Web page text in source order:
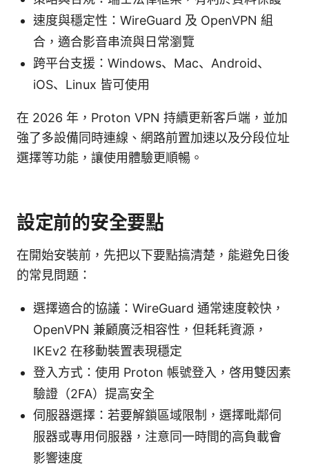
速度與穩定性：WireGuard 及 OpenVPN 組
合，適合影音串流與日常瀏覽
跨平台支援：Windows、Mac、Android、
iOS、Linux 皆可使用
在 2026 年，Proton VPN 持續更新客戶端，並加
強了多設備同時連線、網路前置加速以及分段位址
選擇等功能，讓使用體驗更順暢。
設定前的安全要點
在開始安裝前，先把以下要點搞清楚，能避免日後
的常見問題：
選擇適合的協議：WireGuard 通常速度較快，
OpenVPN 兼顧廣泛相容性，但耗耗資源，
IKEv2 在移動裝置表現穩定
登入方式：使用 Proton 帳號登入，啓用雙因素
驗證（2FA）提高安全
伺服器選擇：若要解鎖區域限制，選擇毗鄰伺
服器或專用伺服器，注意同一時間的高負載會
影響速度